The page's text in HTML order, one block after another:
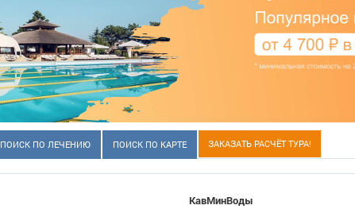
ПОИСК ПО ЛЕЧЕНИЮ ПОИСК ПО КАРТЕ ЗАКАЗАТЬ РАСЧЁТ ТУРА!
КавМинВоды